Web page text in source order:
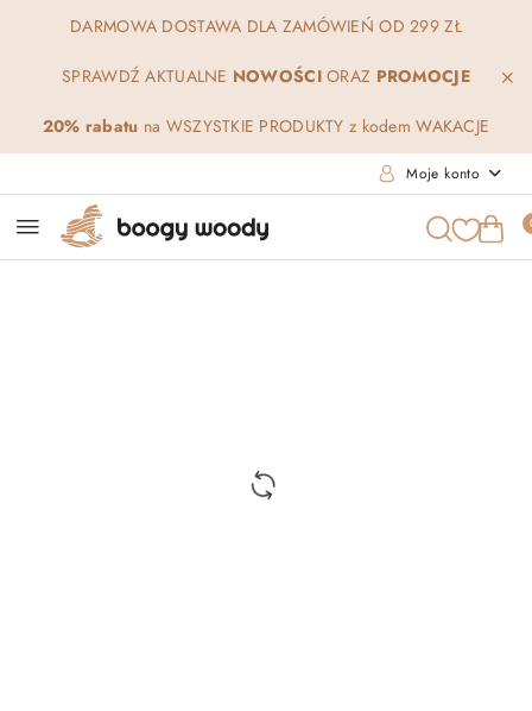
Przejdź do treści głównej
Przejdź do wyszukiwarki
Przejdź do moje konto
Przejdź do menu głównego
Przejdź do opisu produktu
Przejdź do stopki
DARMOWA DOSTAWA DLA ZAMÓWIEŃ OD 299 ZŁ
SPRAWDŹ AKTUALNE NOWOŚCIORAZ PROMOCJE
20% rabatu na WSZYSTKIE PRODUKTY z kodem WAKACJE
Moje konto